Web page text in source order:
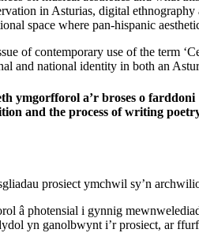
in Asturias, digital
space where pan-hispanic
of contemporary use of the term
and national identity in both an
ymgorfforol a’r broses o farddoni
and the process of writing
prosiect ymchwil sy’n
â photensial i gynnig
yn ganolbwynt i’r prosiect, ar